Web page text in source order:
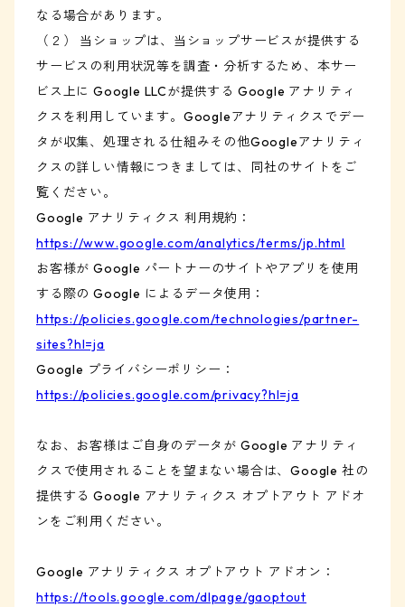
なる場合があります。
（２） 当ショップは、当ショップサービスが提供する
サービスの利用状況等を調査・分析するため、本サー
ビス上に Google LLCが提供する Google アナリティ
クスを利用しています。Googleアナリティクスでデー
タが収集、処理される仕組みその他Googleアナリティ
クスの詳しい情報につきましては、同社のサイトをご
覧ください。
Google アナリティクス 利用規約：
https://www.google.com/analytics/terms/jp.html
お客様が Google パートナーのサイトやアプリを使用
する際の Google によるデータ使用：
https://policies.google.com/technologies/partner-
sites?hl=ja
Google プライバシーポリシー：
https://policies.google.com/privacy?hl=ja
なお、お客様はご自身のデータが Google アナリティ
クスで使用されることを望まない場合は、Google 社の
提供する Google アナリティクス オプトアウト アドオ
ンをご利用ください。
Google アナリティクス オプトアウト アドオン：
https://tools.google.com/dlpage/gaoptout